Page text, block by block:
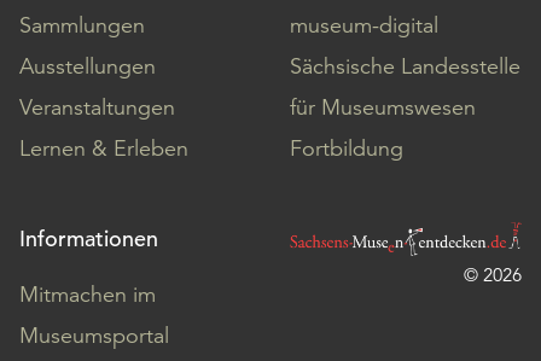
Sammlungen
Ausstellungen
Veranstaltungen
Lernen & Erleben
museum-digital
Sächsische Landesstelle
für Museumswesen
Fortbildung
Informationen
Mitmachen im
Museumsportal
© 2026